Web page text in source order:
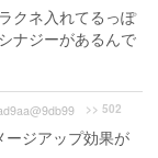
クネ入れてるっぽ
ナジーがあるんで
>> 502
ージアップ効果が